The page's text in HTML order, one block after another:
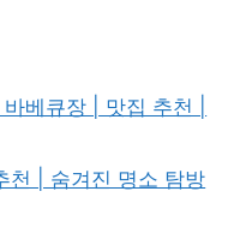
베큐장 | 맛집 추천 |
천 | 숨겨진 명소 탐방